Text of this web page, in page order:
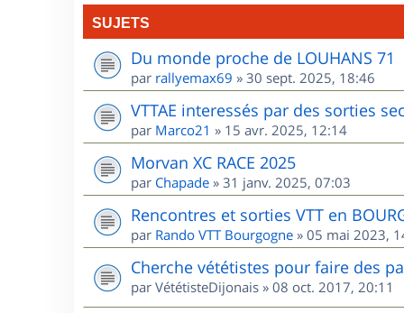
SUJETS
Du monde proche de LOUHANS 71
par rallyemax69 » 30 sept. 2025, 18:46
VTTAE interessés par des sorties
par Marco21 » 15 avr. 2025, 12:14
Morvan XC RACE 2025
par Chapade » 31 janv. 2025, 07:03
Rencontres et sorties VTT en
par Rando VTT Bourgogne » 05 mai 2023,
Cherche vététistes pour faire des
par VététisteDijonais » 08 oct. 2017, 20:11